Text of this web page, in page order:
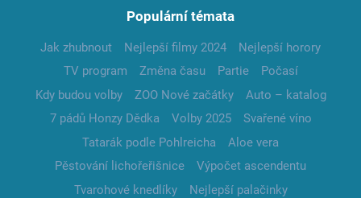
Populární témata
Jak zhubnout Nejlepší filmy 2024
Nejlepší horory
TV program
Změna času Partie
Počasí
Kdy budou volby
ZOO Nové začátky
Auto – katalog
7 pádů Honzy Dědka
Volby 2025
Svařené víno
Tatarák podle Pohlreicha
Aloe vera
Pěstování lichořeřišnice
Výpočet ascendentu
Tvarohové knedlíky
Nejlepší palačinky